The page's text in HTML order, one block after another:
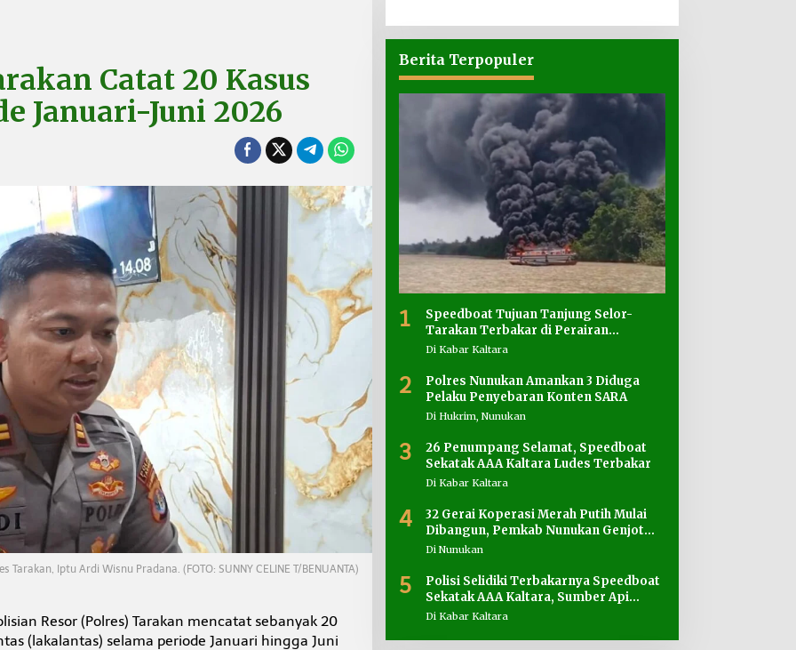
Catat 20 Kasus
Januari-Juni 2026
Tarakan, Iptu Ardi Wisnu Pradana. (FOTO: SUNNY CELINE T/BENUANTA)
Resor (Polres) Tarakan mencatat sebanyak 20
(lakalantas) selama periode Januari hingga Juni
Berita Terpopuler
1
Speedboat Tujuan Tanjung Selor-
Tarakan Terbakar di Perairan
Salimbatu
Di Kabar Kaltara
2
Polres Nunukan Amankan 3 Diduga
Pelaku Penyebaran Konten SARA
Di Hukrim, Nunukan
3
26 Penumpang Selamat, Speedboat
Sekatak AAA Kaltara Ludes Terbakar
Di Kabar Kaltara
4
32 Gerai Koperasi Merah Putih Mulai
Dibangun, Pemkab Nunukan Genjot
Penyediaan Lahan
Di Nunukan
5
Polisi Selidiki Terbakarnya Speedboat
Sekatak AAA Kaltara, Sumber Api
Diduga dari Genset
Di Kabar Kaltara